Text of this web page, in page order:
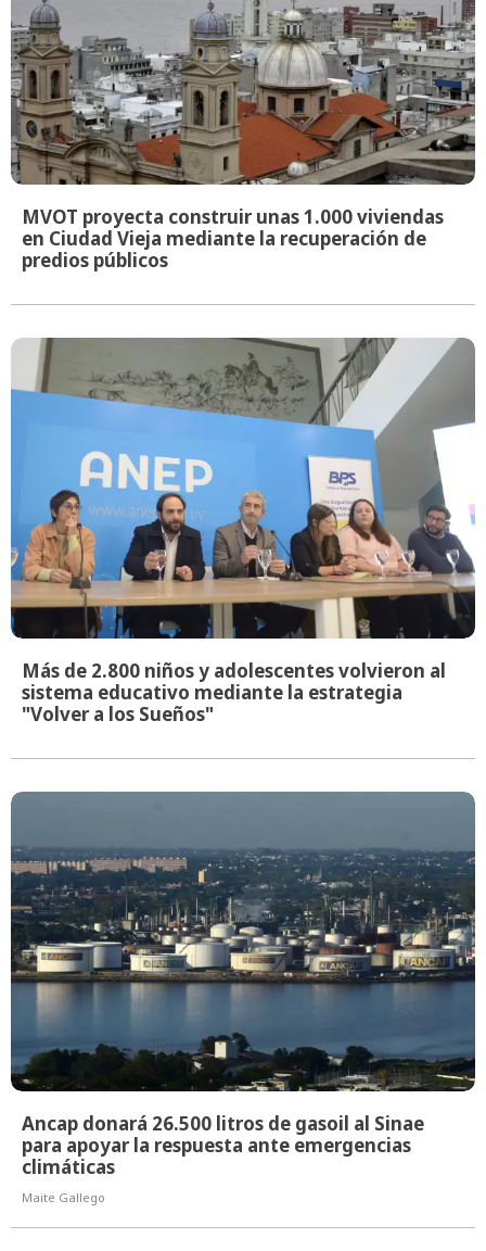
MVOT proyecta construir unas 1.000 viviendas
en Ciudad Vieja mediante la recuperación de
predios públicos
Más de 2.800 niños y adolescentes volvieron al
sistema educativo mediante la estrategia
"Volver a los Sueños"
Ancap donará 26.500 litros de gasoil al Sinae
para apoyar la respuesta ante emergencias
climáticas
Maite Gallego